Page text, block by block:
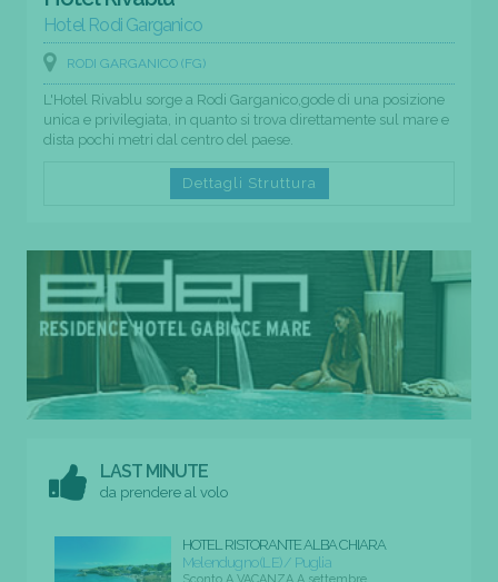
Hotel Rodi Garganico
RODI GARGANICO (FG)
L'Hotel Rivablu sorge a Rodi Garganico,gode di una posizione
unica e privilegiata, in quanto si trova direttamente sul mare e
dista pochi metri dal centro del paese.
Dettagli Struttura
LAST MINUTE
da prendere al volo
HOTEL RISTORANTE ALBA CHIARA
Melendugno (LE) / Puglia
Sconto A VACANZA A settembre